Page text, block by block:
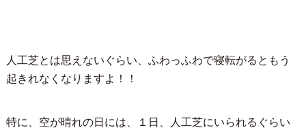
人工芝とは思えないぐらい、ふわっふわで寝転がるともう
起きれなくなりますよ！！
特に、空が晴れの日には、１日、人工芝にいられるぐらい